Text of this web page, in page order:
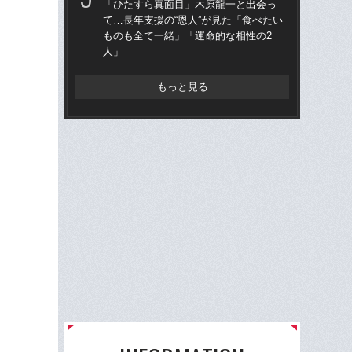
「ひたすら真面目」木原龍一と出会っ
て…長年支援の“恩人”が見た「食べたい
ものも全て一緒」「運命的な相性の2
人」
もっと見る